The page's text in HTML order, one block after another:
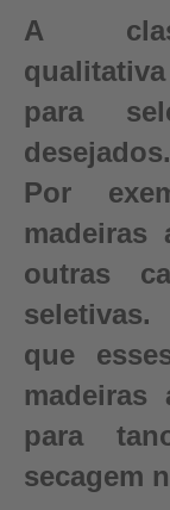
A
para
desejados.
Por
madeiras
outras
que
madeiras
para
secagem